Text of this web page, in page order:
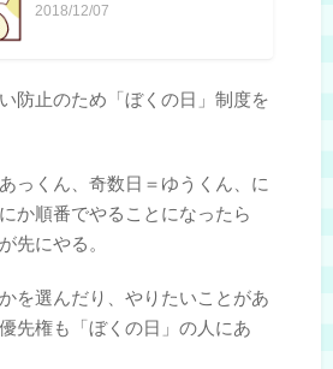
2018/12/07
防止のため「ぼくの日」制度を
っくん、奇数日＝ゆうくん、に
か順番でやることになったら
先にやる。
を選んだり、やりたいことがあ
先権も「ぼくの日」の人にあ